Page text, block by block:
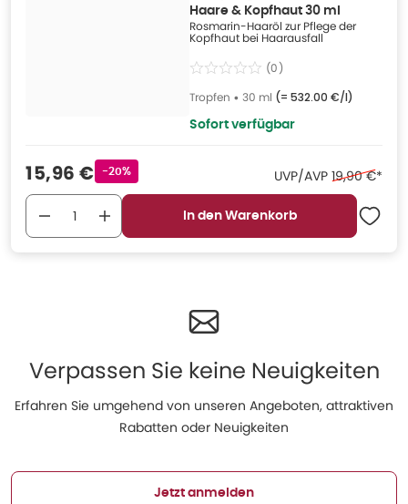
Haare & Kopfhaut 30 ml
Rosmarin-Haaröl zur Pflege der
Kopfhaut bei Haarausfall
(0)
Tropfen • 30 ml (= 532.00 €/l)
Sofort verfügbar
Verkaufspreis
15,96 € Rabattstempel
-20% UVP/AVP Ehemaliger
19,90 €*
In den Warenkorb
Verpassen Sie keine Neuigkeiten
Erfahren Sie umgehend von unseren Angeboten, attraktiven
Rabatten oder Neuigkeiten
Jetzt anmelden